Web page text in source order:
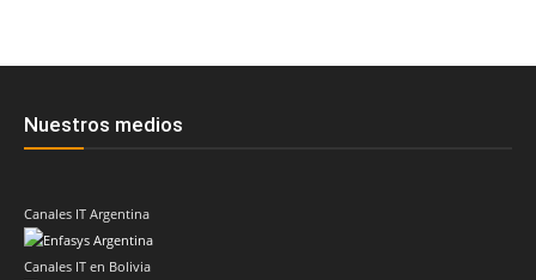
Nuestros medios
Canales IT Argentina
Canales IT en Bolivia